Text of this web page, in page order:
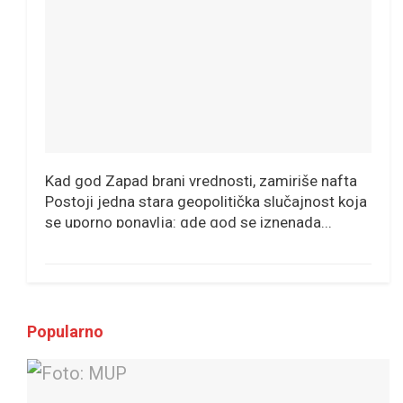
Kad god Zapad brani vrednosti, zamiriše nafta
Postoji jedna stara geopolitička slučajnost koja
se uporno ponavlja: gde god se iznenada...
Popularno